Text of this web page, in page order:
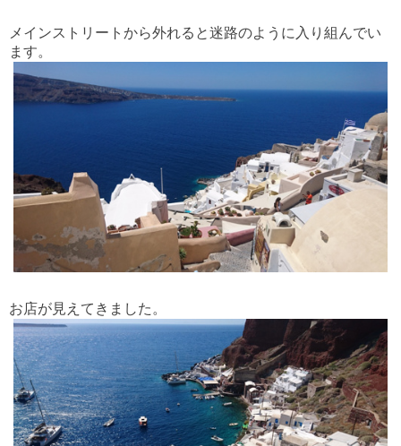
メインストリートから外れると迷路のように入り組んでい
ます。
お店が見えてきました。